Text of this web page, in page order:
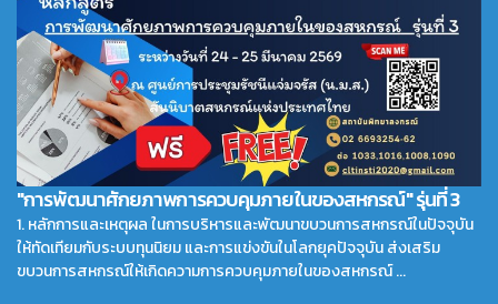
"การพัฒนาศักยภาพการควบคุมภายในของสหกรณ์" รุ่นที่ 3
1. หลักการและเหตุผล ในการบริหารและพัฒนาขบวนการสหกรณ์ในปัจจุบัน
ให้ทัดเทียมกับระบบทุนนิยม และการแข่งขันในโลกยุคปัจจุบัน ส่งเสริม
ขบวนการสหกรณ์ให้เกิดความการควบคุมภายในของสหกรณ์ ...